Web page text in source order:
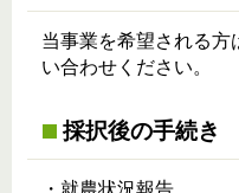
当事業を希望される方
い合わせください。
採択後の手続き